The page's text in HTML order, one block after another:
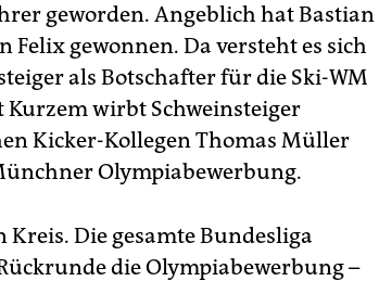
geworden. Angeblich hat Bastian
Felix gewonnen. Da versteht es sich
als Botschafter für die Ski-WM
Kurzem wirbt Schweinsteiger
Kicker-Kollegen Thomas Müller
Olympiabewerbung.
Die gesamte Bundesliga
die Olympiabewerbung –